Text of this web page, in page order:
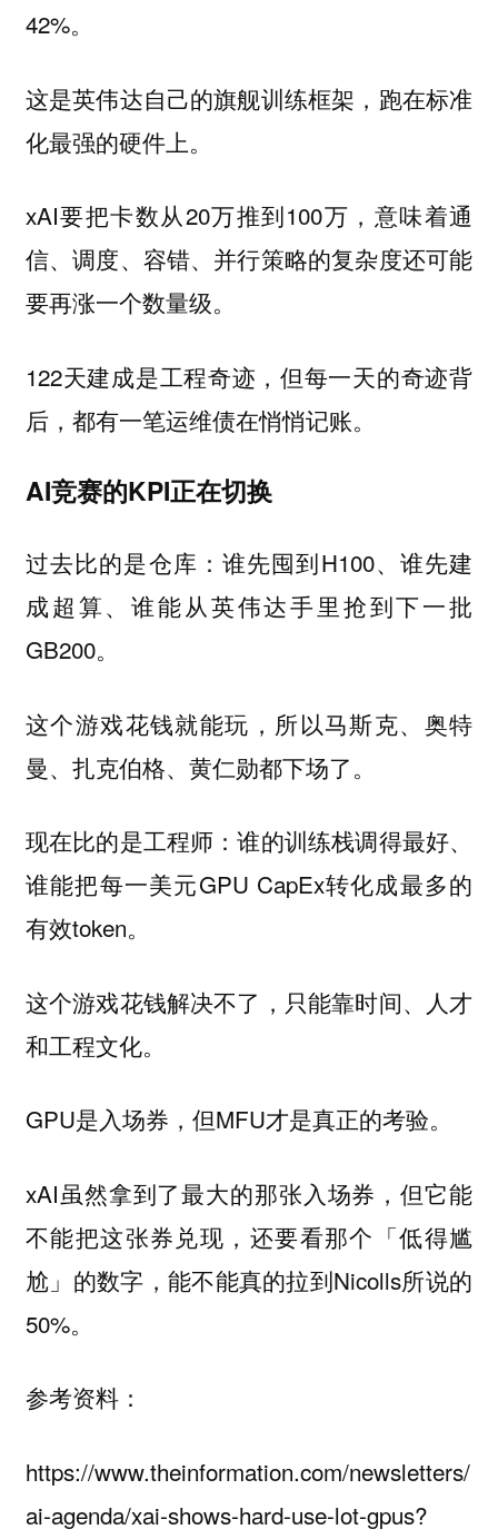
42%。
这是英伟达自己的旗舰训练框架，跑在标准
化最强的硬件上。
xAI要把卡数从20万推到100万，意味着通
信、调度、容错、并行策略的复杂度还可能
要再涨一个数量级。
122天建成是工程奇迹，但每一天的奇迹背
后，都有一笔运维债在悄悄记账。
AI竞赛的KPI正在切换
过去比的是仓库：谁先囤到H100、谁先建
成超算、谁能从英伟达手里抢到下一批
GB200。
这个游戏花钱就能玩，所以马斯克、奥特
曼、扎克伯格、黄仁勋都下场了。
现在比的是工程师：谁的训练栈调得最好、
谁能把每一美元GPU CapEx转化成最多的
有效token。
这个游戏花钱解决不了，只能靠时间、人才
和工程文化。
GPU是入场券，但MFU才是真正的考验。
xAI虽然拿到了最大的那张入场券，但它能
不能把这张券兑现，还要看那个「低得尴
尬」的数字，能不能真的拉到Nicolls所说的
50%。
参考资料：
https://www.theinformation.com/newsletters/
ai-agenda/xai-shows-hard-use-lot-gpus?